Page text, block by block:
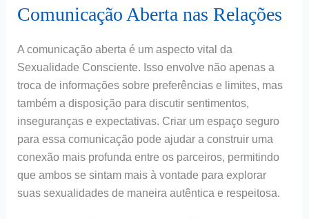
Comunicação Aberta nas Relações
A comunicação aberta é um aspecto vital da
Sexualidade Consciente. Isso envolve não apenas a
troca de informações sobre preferências e limites, mas
também a disposição para discutir sentimentos,
inseguranças e expectativas. Criar um espaço seguro
para essa comunicação pode ajudar a construir uma
conexão mais profunda entre os parceiros, permitindo
que ambos se sintam mais à vontade para explorar
suas sexualidades de maneira autêntica e respeitosa.